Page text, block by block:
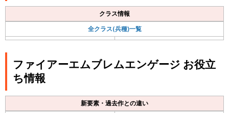
クラス情報
全クラス(兵種)一覧
ファイアーエムブレムエンゲージ お役立
ち情報
新要素・過去作との違い